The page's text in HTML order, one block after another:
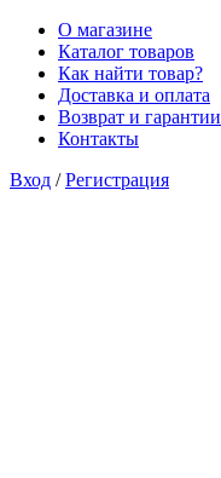
О магазине
Каталог товаров
Как найти товар?
Доставка и оплата
Возврат и гарантии
Контакты
Вход / Регистрация